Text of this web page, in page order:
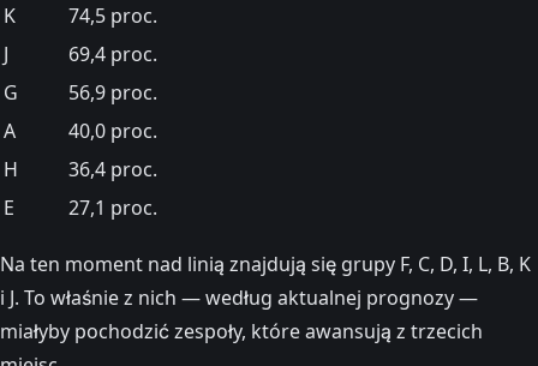
K
74,5 proc.
J
69,4 proc.
G
56,9 proc.
A
40,0 proc.
H
36,4 proc.
E
27,1 proc.
Na ten moment nad linią znajdują się grupy F, C, D, I, L, B, K
i J. To właśnie z nich — według aktualnej prognozy —
miałyby pochodzić zespoły, które awansują z trzecich